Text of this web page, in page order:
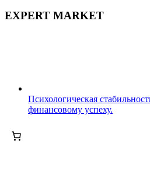
EXPERT MARKET
Психологическая
финансовому успеху.